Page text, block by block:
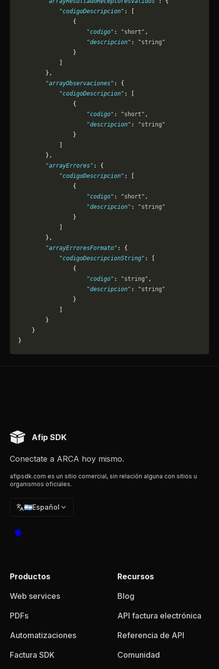
            "codigoDescripcion"
: [
                {
                    "codigo"
: "short" ,
                    "descripcion"
:
"string"
                }
        },
        "arrayObservaciones"
: {
            "codigoDescripcion"
: [
                {
                    "codigo"
: "short" ,
                    "descripcion"
:
"string"
                }
        },
        "arrayErrores"
: {
            "codigoDescripcion"
: [
                {
                    "codigo"
: "short" ,
                    "descripcion"
:
"string"
                }
        },
        "arrayErroresFormato"
: {
            "codigoDescripcionString"
: [
                {
                    "codigo"
: "string" ,
                    "descripcion"
:
"string"
                }
        }
    }
}
Afip SDK
Conectate a ARCA hoy mismo.
afipsdk.com es un sitio comercial, sin relación alguna con sitios u
organismos oficiales.
🇦🇷Español
Productos
Web services
PDFs
Automatizaciones
Factura SDK
Recursos
Blog
API factura electrónica
Referencia de API
Comunidad